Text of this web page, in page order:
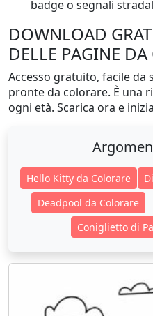
badge o segnali
DOWNLOAD
DELLE PAGINE DA
Accesso gratuito, facile
pronte da colorare. È una
ogni età. Scarica ora e
Hello Kitty da Colorare
Deadpool da Colorare
Coniglietto di